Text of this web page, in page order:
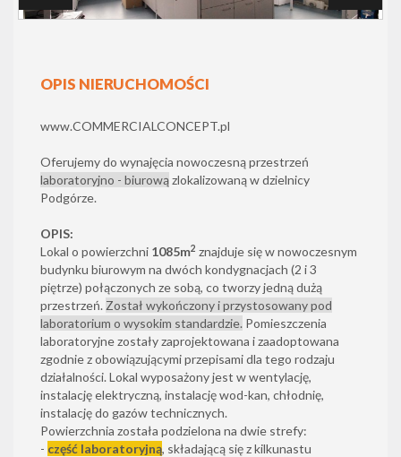
OPIS NIERUCHOMOŚCI
www.COMMERCIALCONCEPT.pl
Oferujemy do wynajęcia nowoczesną przestrzeń
laboratoryjno - biurowązlokalizowaną w dzielnicy
Podgórze.
OPIS:
Lokal o powierzchni 1085m2 znajduje się w nowoczesnym
budynku biurowym na dwóch kondygnacjach (2 i 3
piętrze) połączonych ze sobą, co tworzy jedną dużą
przestrzeń. Został wykończony i przystosowany pod
laboratorium o wysokim standardzie. Pomieszczenia
laboratoryjne zostały zaprojektowana i zaadoptowana
zgodnie z obowiązującymi przepisami dla tego rodzaju
działalności. Lokal wyposażony jest w wentylację,
instalację elektryczną, instalację wod-kan, chłodnię,
instalację do gazów technicznych.
Powierzchnia została podzielona na dwie strefy:
- część laboratoryjną, składającą się z kilkunastu